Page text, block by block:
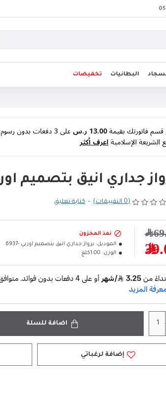
البطانيات تخفيضات
قسم فاتورتك بقيمة13.00 ر.س على3دفعات بدون رسوم
الشريعة الإسلاميةاعرف أكثر
جداري انيق بتصميم اوربي
(0 التقييمات) - كتابة تعليق
نفذ المخزون
الموديل: برواز جداري انيق بتصميم اوربي -6937
الوزن: 1.00كلغ
اضافة للسلة
إضافة لرغباتي